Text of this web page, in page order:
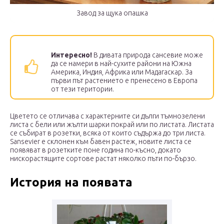
Завод за щука опашка
Интересно! В дивата природа сансевие може
да се намери в най-сухите райони на Южна
Америка, Индия, Африка или Мадагаскар. За
първи път растението е пренесено в Европа
от тези територии.
Цветето се отличава с характерните си дълги тъмнозелени
листа с бели или жълти шарки покрай или по листата. Листата
се събират в розетки, всяка от които съдържа до три листа.
Sansevier е склонен към бавен растеж, новите листа се
появяват в розетките поне година по-късно, докато
нискорастящите сортове растат няколко пъти по-бързо.
История на появата